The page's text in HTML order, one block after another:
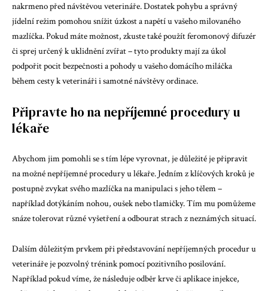
nakrmeno před návštěvou veterináře. Dostatek pohybu a správný
jídelní režim pomohou snížit úzkost a napětí u vašeho milovaného
mazlíčka. Pokud máte možnost, zkuste také použít feromonový difuzér
či sprej určený k uklidnění zvířat – tyto produkty mají za úkol
podpořit pocit bezpečnosti a pohody u vašeho domácího miláčka
během cesty k veterináři i samotné návštěvy ordinace.
Připravte ho na nepříjemné procedury u
lékaře
Abychom jim pomohli se s tím lépe vyrovnat, je důležité je připravit
na možné nepříjemné procedury u lékaře. Jedním z klíčových kroků je
postupně zvykat svého mazlíčka na manipulaci s jeho tělem –
například dotýkáním nohou, oušek nebo tlamičky. Tím mu pomůžeme
snáze tolerovat různé vyšetření a odbourat strach z neznámých situací.
Dalším důležitým prvkem při představování nepříjemných procedur u
veterináře je pozvolný trénink pomocí pozitivního posilování.
Například pokud víme, že následuje odběr krve či aplikace injekce,